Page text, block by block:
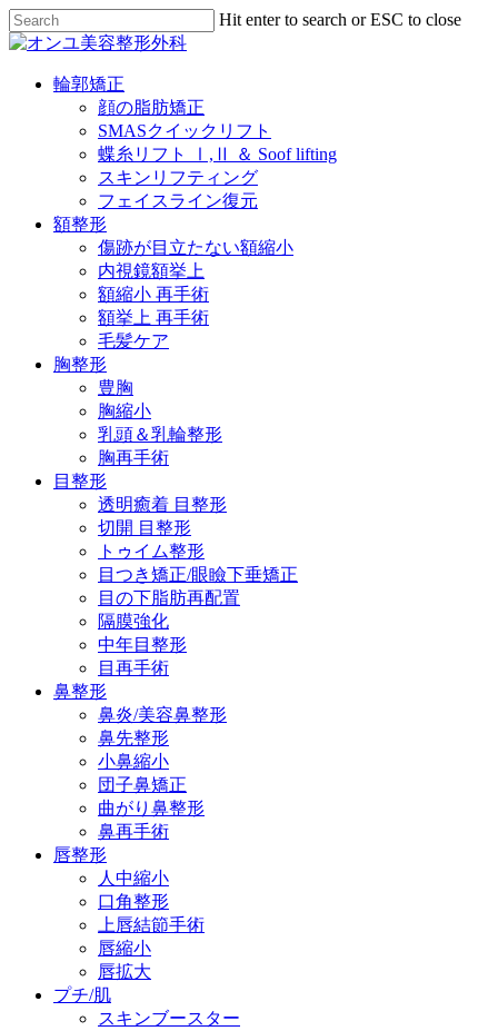
Skip
to
main
content
Hit enter to search or ESC to close
Close
Menu
輪郭矯正
顔の脂肪矯正
SMASクイックリフト
蝶糸リフト Ⅰ,Ⅱ ＆ Soof lifting
スキンリフティング
フェイスライン復元
額整形
傷跡が目立たない額縮小
内視鏡額挙上
額縮小 再手術
額挙上 再手術
毛髪ケア
胸整形
豊胸
胸縮小
乳頭＆乳輪整形
胸再手術
目整形
透明癒着 目整形
切開 目整形
トゥイム整形
目つき矯正/眼瞼下垂矯正
目の下脂肪再配置
隔膜強化
中年目整形
目再手術
鼻整形
鼻炎/美容鼻整形
鼻先整形
小鼻縮小
団子鼻矯正
曲がり鼻整形
鼻再手術
唇整形
人中縮小
口角整形
上唇結節手術
唇縮小
唇拡大
プチ/肌
スキンブースター